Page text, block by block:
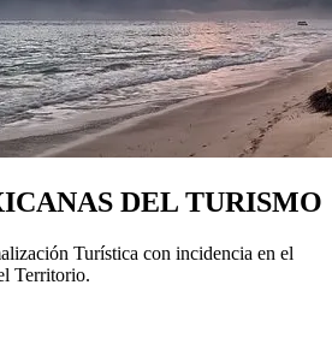
DEL TURISMO
Turística con incidencia en el
Territorio.